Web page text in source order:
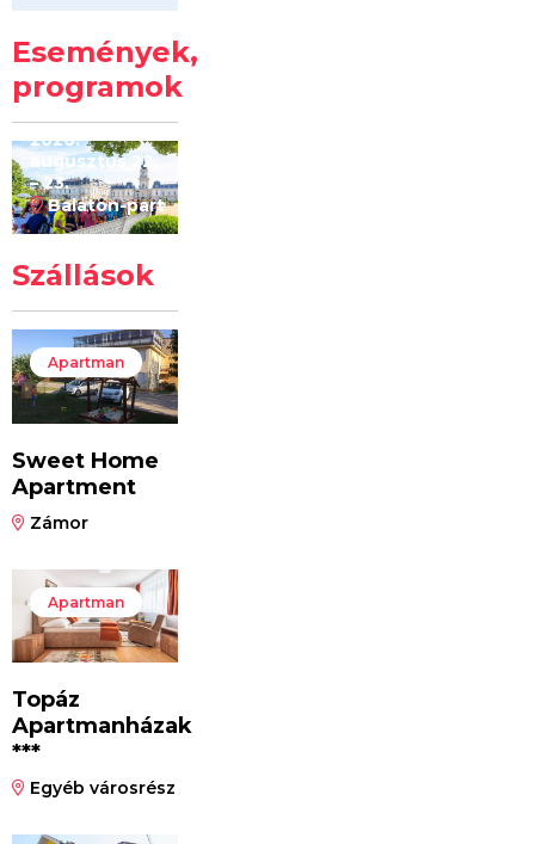
Események,
programok
Kilóméterek
2026
2026.
augusztus 22
– 23.
Balaton-part
Szállások
Apartman
Sweet Home
Apartment
Zámor
Apartman
Topáz
Apartmanházak
***
Egyéb városrész